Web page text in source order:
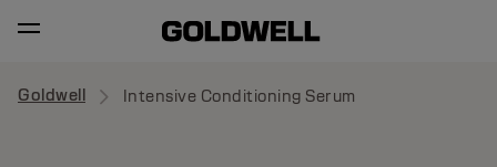
Goldwell Intensive Conditioning Serum